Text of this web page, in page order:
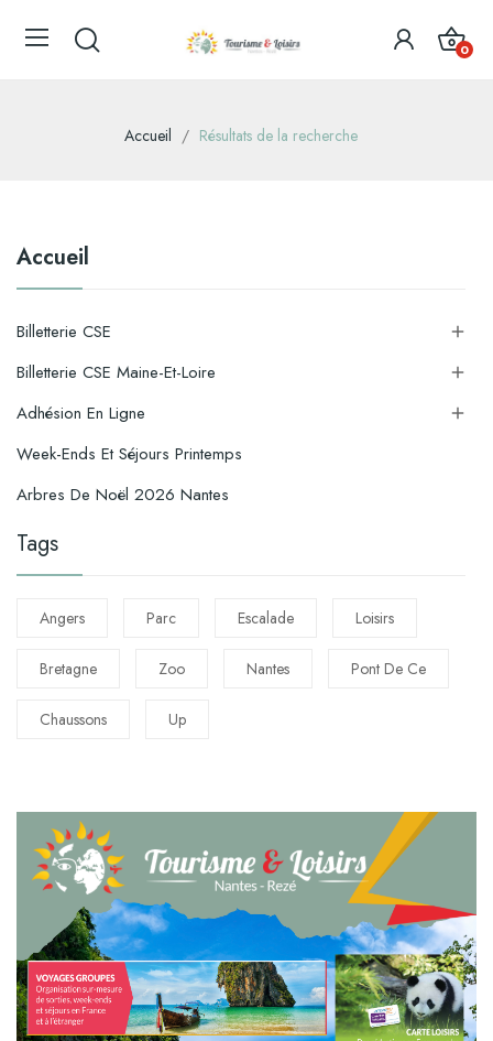
0
Accueil Résultats de la recherche
Accueil
Billetterie CSE 
Billetterie CSE Maine-Et-Loire 
Adhésion En Ligne 
Week-Ends Et Séjours Printemps
Arbres De Noël 2026 Nantes
Tags
Angers Parc Escalade Loisirs
Bretagne Zoo Nantes Pont De Ce
Chaussons Up